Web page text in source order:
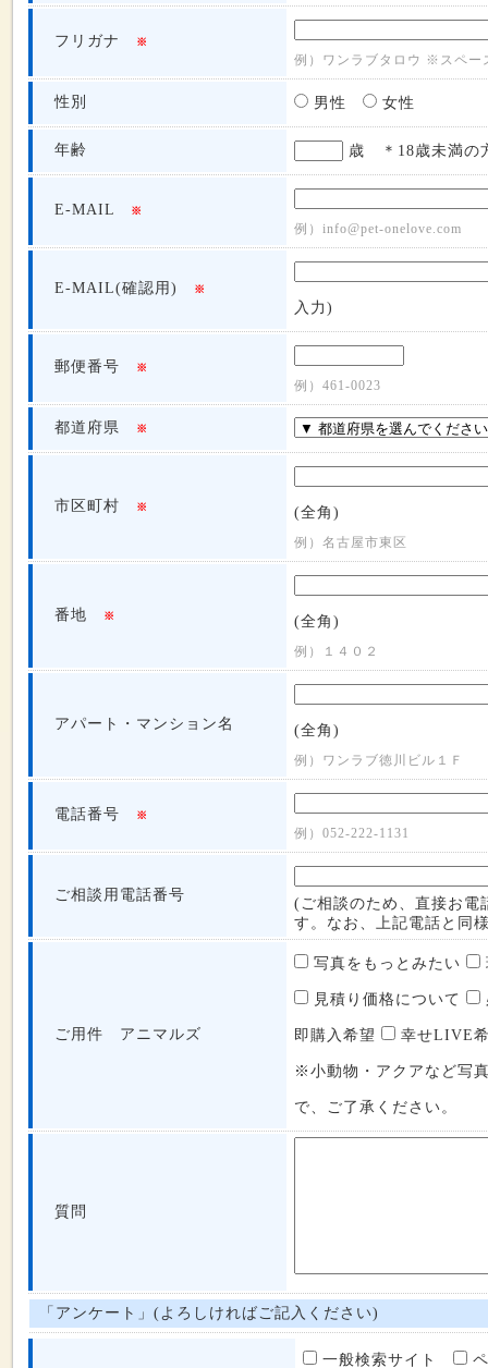
フリガナ ※
例）ワンラブタロウ ※スペー
性別 男性 女性
年齢 歳 ＊18歳未満の
E-MAIL ※
例）info@pet-onelove.com
E-MAIL(確認用) ※
入力)
郵便番号 ※
例）461-0023
都道府県 ※
市区町村 ※ (全角)
例）名古屋市東区
番地 ※ (全角)
例）１４０２
アパート・マンション名 (全角)
例）ワンラブ徳川ビル１Ｆ
電話番号 ※
例）052-222-1131
ご相談用電話番号
(ご相談のため、直接お電
す。なお、上記電話と同
ご用件 アニマルズ
写真をもっとみたい
見積り価格について
即購入希望 幸せLIVE
※小動物・アクアなど写
で、ご了承ください。
質問
「アンケート」(よろしければご記入ください)
一般検索サイト